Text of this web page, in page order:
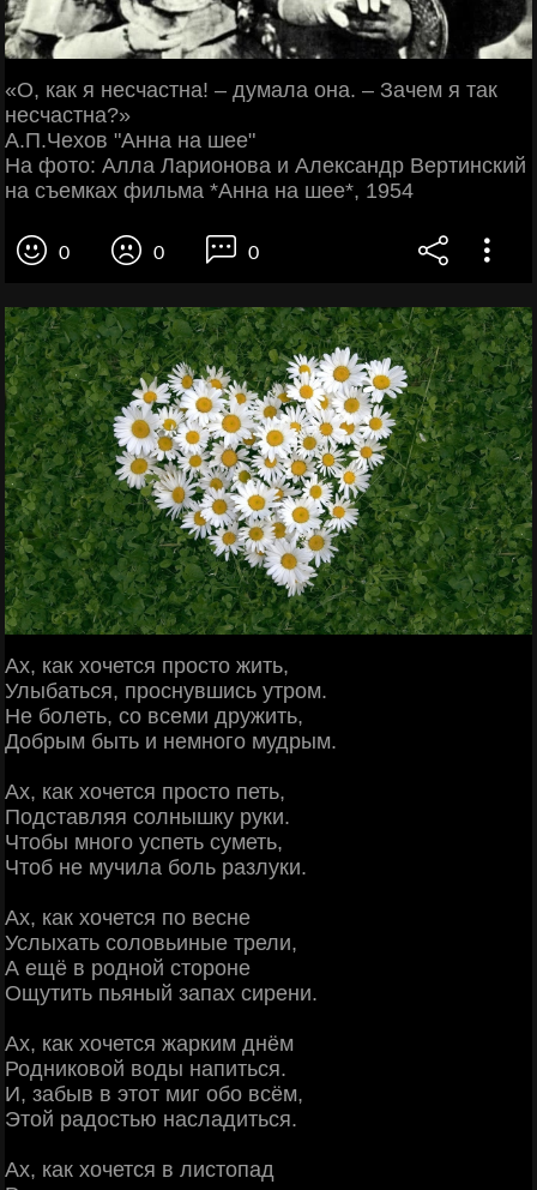
«О, как я несчастна! – думала она. – Зачем я так
несчастна?»
А.П.Чехов "Анна на шее"
На фото: Алла Ларионова и Александр Вертинский
на съемках фильма *Анна на шее*, 1954
0 0 0
Ах, как хочется просто жить,
Улыбаться, проснувшись утром.
Не болеть, со всеми дружить,
Добрым быть и немного мудрым.
Ах, как хочется просто петь,
Подставляя солнышку руки.
Чтобы много успеть суметь,
Чтоб не мучила боль разлуки.
Ах, как хочется по весне
Услыхать соловьиные трели,
А ещё в родной стороне
Ощутить пьяный запах сирени.
Ах, как хочется жарким днём
Родниковой воды напиться.
И, забыв в этот миг обо всём,
Этой радостью насладиться.
Ах, как хочется в листопад